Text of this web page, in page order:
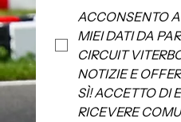
ACCONSENTO
MIEI DATI DA
CIRCUIT
NOTIZIE E
SÌ! ACCETTO DI
RICEVERE